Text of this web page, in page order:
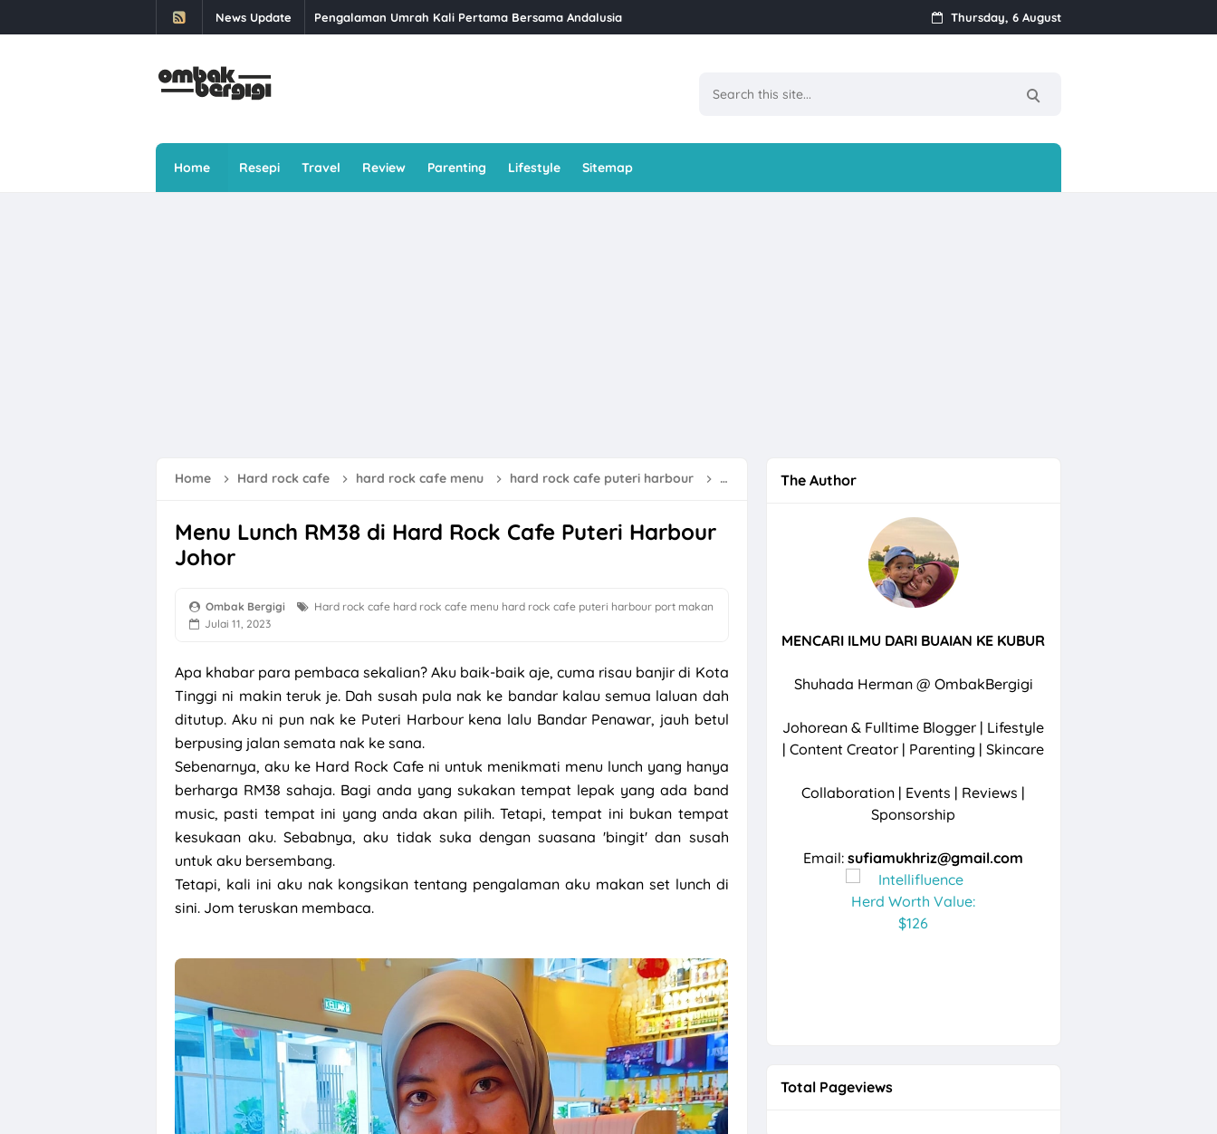
News Update Daun Kesum: Khasiat, Nama Saintifik, dan Kandungan Nutrisi
Berbuka Puasa Set Iftar Ramadan di Restoran Bara Stulang – Mesti Masuk Bucket List!
Rawat Masalah Ekzema Di Klinik Dr Bazilah
Lirik Lagu Gala Bunga Matahari - Sal Priadi (Official Music Video)
Memang Sibuk Dengan Job Review Dan Affiliate TikTok
7 Tips Redakan Bengkak Susu
Fadhilat dan Kelebihan Surah Al Waqiah
GKB Tiger Milk Mushroom & Z-WELL Bagus Untuk Imun Dan Insomnia
Menikmati Mee Sizzling Di Gerai Pak Habib Sri Lalang Mersing
Resepi Mee Kolok Sarawak Mudah Dan Simple
Pengalaman Umrah Kali Pertama Bersama Andalusia
Thursday, 6 August
Home Resepi Travel Review Parenting Lifestyle Sitemap
Home Hard rock cafe hard rock cafe menu hard rock cafe puteri harbour port makan Menu Lunch RM38 di Hard Rock Cafe Puteri Harbour Johor
Menu Lunch RM38 di Hard Rock Cafe Puteri Harbour
Johor
Ombak Bergigi Hard rock cafe hard rock cafe menu hard rock cafe puteri harbour port makan
Julai 11, 2023
Apa khabar para pembaca sekalian? Aku baik-baik aje, cuma risau banjir di Kota
Tinggi ni makin teruk je. Dah susah pula nak ke bandar kalau semua laluan dah
ditutup. Aku ni pun nak ke Puteri Harbour kena lalu Bandar Penawar, jauh betul
berpusing jalan semata nak ke sana.
Sebenarnya, aku ke Hard Rock Cafe ni untuk menikmati menu lunch yang hanya
berharga RM38 sahaja. Bagi anda yang sukakan tempat lepak yang ada band
music, pasti tempat ini yang anda akan pilih. Tetapi, tempat ini bukan tempat
kesukaan aku. Sebabnya, aku tidak suka dengan suasana 'bingit' dan susah
untuk aku bersembang.
Tetapi, kali ini aku nak kongsikan tentang pengalaman aku makan set lunch di
sini. Jom teruskan membaca.
The Author
MENCARI ILMU DARI BUAIAN KE KUBUR
Shuhada Herman @ OmbakBergigi
Johorean & Fulltime Blogger | Lifestyle
| Content Creator | Parenting | Skincare
Collaboration | Events | Reviews |
Sponsorship
Email:sufiamukhriz@gmail.com
Total Pageviews